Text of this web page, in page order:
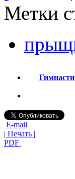
Метки
E-mail
| Печать |
PDF